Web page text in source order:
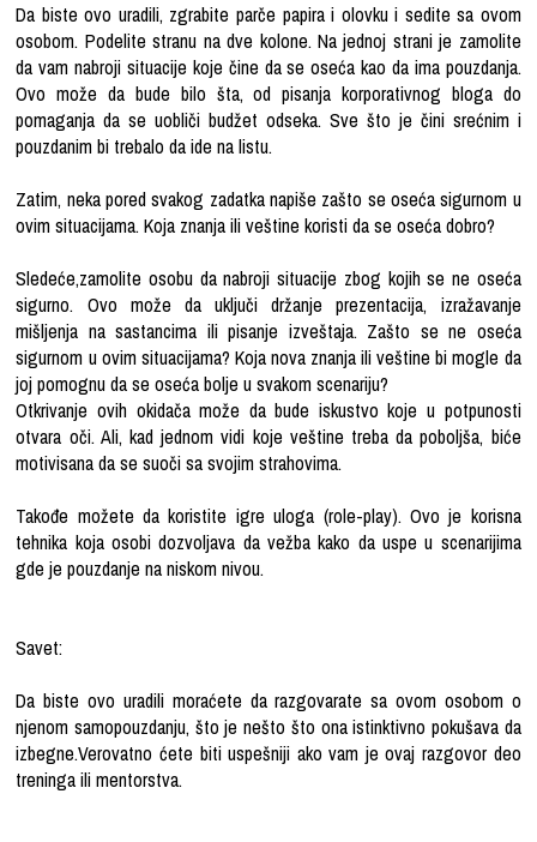
Da biste ovo uradili, zgrabite parče papira i olovku i sedite sa ovom
osobom. Podelite stranu na dve kolone. Na jednoj strani je zamolite
da vam nabroji situacije koje čine da se oseća kao da ima pouzdanja.
Ovo može da bude bilo šta, od pisanja korporativnog bloga do
pomaganja da se uobliči budžet odseka. Sve što je čini srećnim i
pouzdanim bi trebalo da ide na listu.
Zatim, neka pored svakog zadatka napiše zašto se oseća sigurnom u
ovim situacijama. Koja znanja ili veštine koristi da se oseća dobro?
Sledeće,zamolite osobu da nabroji situacije zbog kojih se ne oseća
sigurno. Ovo može da uključi držanje prezentacija, izražavanje
mišljenja na sastancima ili pisanje izveštaja. Zašto se ne oseća
sigurnom u ovim situacijama? Koja nova znanja ili veštine bi mogle da
joj pomognu da se oseća bolje u svakom scenariju?
Otkrivanje ovih okidača može da bude iskustvo koje u potpunosti
otvara oči. Ali, kad jednom vidi koje veštine treba da poboljša, biće
motivisana da se suoči sa svojim strahovima.
Takođe možete da koristite igre uloga (role-play). Ovo je korisna
tehnika koja osobi dozvoljava da vežba kako da uspe u scenarijima
gde je pouzdanje na niskom nivou.
Savet:
Da biste ovo uradili moraćete da razgovarate sa ovom osobom o
njenom samopouzdanju, što je nešto što ona istinktivno pokušava da
izbegne.Verovatno ćete biti uspešniji ako vam je ovaj razgovor deo
treninga ili mentorstva.